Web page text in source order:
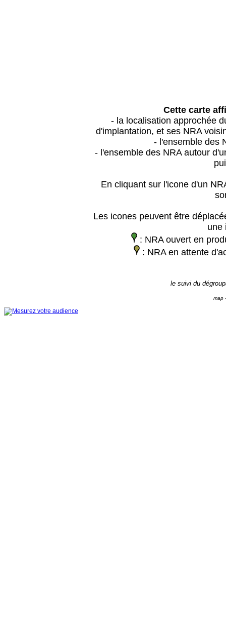
Cette carte
- la localisation approchée
d'implantation, et ses NRA
- l'ensemble des
- l'ensemble des NRA autour
En cliquant sur l'icone d'un
Les icones peuvent être
une
: NRA ouvert en
: NRA en attente
le suivi du
map